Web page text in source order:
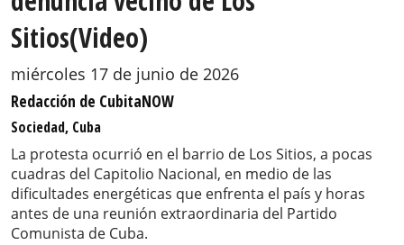
Sitios(Video)
miércoles 17 de junio de 2026
Redacción de CubitaNOW
Sociedad, Cuba
La protesta ocurrió en el barrio de Los Sitios, a pocas
cuadras del Capitolio Nacional, en medio de las
dificultades energéticas que enfrenta el país y horas
antes de una reunión extraordinaria del Partido
Comunista de Cuba.